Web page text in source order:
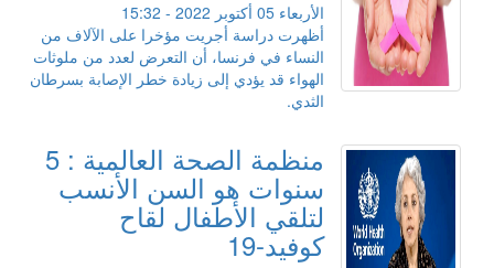
الأربعاء 05 أكتوبر 2022 - 15:32
أظهرت دراسة أجريت مؤخرا على الآلاف من
النساء في فرنسا، أن التعرض لعدد من ملوثات
الهواء قد يؤدي إلى زيادة خطر الإصابة بسرطان
الثدي.
منظمة الصحة العالمية : 5
سنوات هو السن الأنسب
لتلقي الأطفال لقاح
كوفيد-19